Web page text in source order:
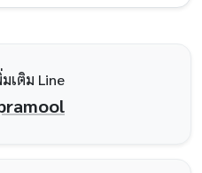
เติม Line